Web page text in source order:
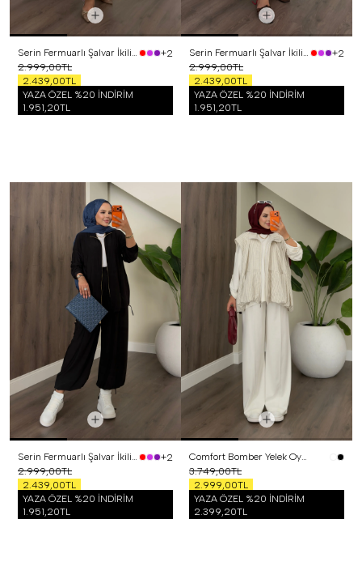
Serin Fermuarlı Şalvar İkili Takım Lila
+2
2.999,00TL
2.439,00TL
YAZA ÖZEL %20 İNDİRİM
1.951,20TL
Serin Fermuarlı Şalvar İkili Takım Kırmızı
+2
2.999,00TL
2.439,00TL
YAZA ÖZEL %20 İNDİRİM
1.951,20TL
Serin Fermuarlı Şalvar İkili Takım Siyah
+2
2.999,00TL
2.439,00TL
YAZA ÖZEL %20 İNDİRİM
1.951,20TL
Comfort Bomber Yelek Oysh Üçlü Takım Beyaz
3.749,00TL
2.999,00TL
YAZA ÖZEL %20 İNDİRİM
2.399,20TL